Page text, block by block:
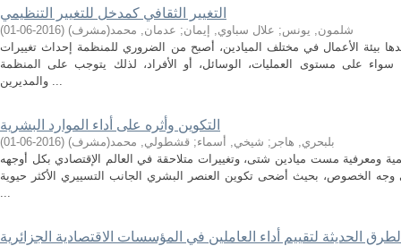
التغيير الثقافي كمدخل للتغيير التنظيمي
شلمون, يونس; علال سباوي, إيمان; عدمان, محمد(مشرف) (
2016-06-01
)
بيئة الأعمال في مختلف الميادين، أصبح من الضروري للمنظمة إحداث تغييرات
سواء على مستوى العمليات، الوسائل، أو الأفراد، لذلك يتوجب على المنظمة
والمديرين ...
التكوين وأثره على أداء الموارد البشرية
بلبحري, هاجر ; شيخي, أسماء; قشطولي, محمد(مشرف) (
2016-06-01
)
ومعرفية مست ميادين شتى، وتغييرات متلاحقة في العالم الإقتصادي بكل أوجهه
وجه الخصوص، بحيث أضحى تكوين العنصر البشري الجانب التسييري الأكثر حيوية
...
الحديثة لتقييم أداء العاملين في المؤسسات الاقتصادية الجزائرية